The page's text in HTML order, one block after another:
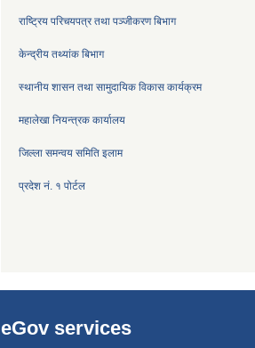
राष्ट्रिय परिचयपत्र तथा पञ्जीकरण बिभाग
केन्द्रीय तथ्यांक बिभाग
स्थानीय शासन तथा सामुदायिक विकास कार्यक्रम
महालेखा नियन्त्रक कार्यालय
जिल्ला समन्वय समिति इलाम
प्रदेश नं. १ पोर्टल
eGov services